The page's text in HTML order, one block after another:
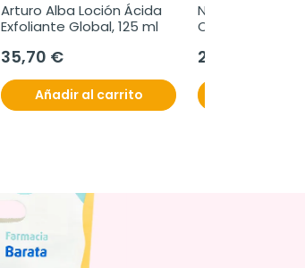
Arturo Alba Loción Ácida
Exfoliante Global, 125 ml
35,70 €
Añadir al carrito
Nestlé Nan
Confort Total 2,
24,50 €